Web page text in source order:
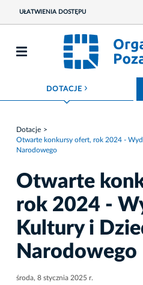
UŁATWIENIA DOSTĘPU
DOTACJE ROZWIŃ MENU
Dotacje
Otwarte konkursy ofert, rok 2024 -
Narodowego
Otwarte
rok 2024 -
Kultury i
Narodowego
środa, 8 stycznia 2025 r.